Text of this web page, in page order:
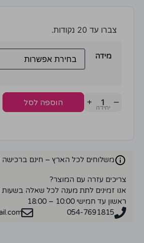
צברו עד 20 נקודות.
מידה
−
+ הוספה לסל
משלוחים לכל הארץ – חינם ברכישה מעל
צריכים עזרה עם המוצר?
אנו זמינים לתת מענה לכל שאלה בשעות
ראשון עד חמישי 10:00 – 18:00
054-7691815